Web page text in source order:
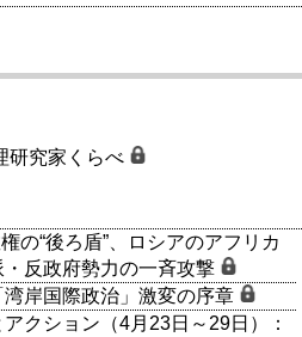
研究家くらべ
の“後ろ盾”、ロシアのアフリカ
反政府勢力の一斉攻撃
岸国際政治」激変の序章
クション（4月23日～29日）：